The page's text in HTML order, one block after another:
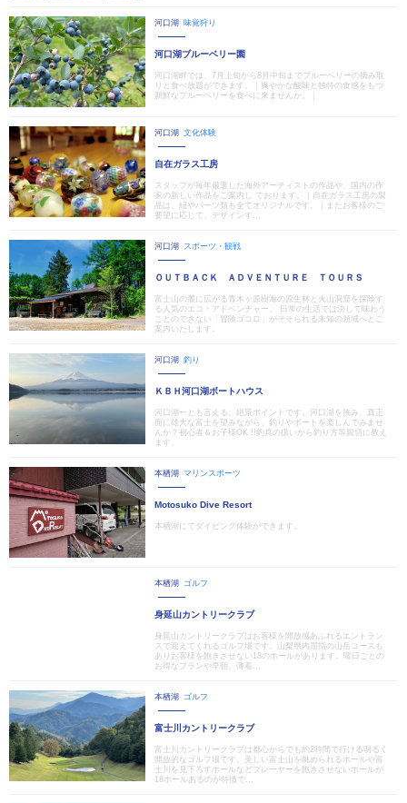
河口湖 味覚狩り
河口湖ブルーベリー園
河口湖畔では、7月上旬から8月中旬までブルーベリーの摘み取
りと食べ放題ができます。｜爽やかな酸味と独特の食感をもつ
新鮮なブルーベリーを食べに来ませんか。｜
河口湖 文化体験
自在ガラス工房
スタッフが毎年厳選した海外アーティストの作品や、国内の作
家の新しい作品をご案内し ております。｜自在ガラス工房の製
品は、紐やパーツ類も全てオリジナルです。｜またお客様のご
要望に応じて、デザインす...
河口湖 スポーツ・観戦
ＯＵＴＢＡＣＫ ＡＤＶＥＮＴＵＲＥ ＴＯＵＲＳ
富士山の麓に広がる青木ヶ原樹海の原生林と火山洞窟を探険す
る人気のエコ・アドベンチャー。 日常の生活では決して味わう
ことのできない「冒険ゴコロ」がそそられる未知の領域へとご
案内いたします。
河口湖 釣り
ＫＢＨ河口湖ボートハウス
河口湖一とも言える、絶景ポイントです。河口湖を挟み、真正
面に雄大な富士を望みながら、釣りやボートを楽しんでみませ
んか？初心者＆お子様OK !!釣具の扱いから釣り方等親切に教え
ます。
本栖湖 マリンスポーツ
Motosuko Dive Resort
本栖湖にてダイビング体験ができます。
本栖湖 ゴルフ
身延山カントリークラブ
身延山カントリークラブはお客様を開放感あふれるエントラン
スで迎えてくれるゴルフ場です。山梨県内屈指の山岳コースも
ありお客様を飽きさせない18のホールがあります。曜日ごとの
お得なプランや早朝、薄着...
本栖湖 ゴルフ
富士川カントリークラブ
富士川カントリークラブは都心からでも約2時間で行ける明るく
開放的なゴルフ場です。美しい富士山を眺められるホールや富
士川を見下ろすホールなどプレーヤーを飽きさせないホールが
18ホールあるのが特徴で...